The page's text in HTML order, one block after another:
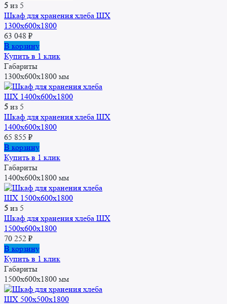
5 из 5
Шкаф для хранения хлеба ШХ
1300x600x1800
63 048 ₽
В корзину
Купить в 1 клик
Габариты
1300x600x1800 мм
5 из 5
Шкаф для хранения хлеба ШХ
1400x600x1800
65 855 ₽
В корзину
Купить в 1 клик
Габариты
1400x600x1800 мм
5 из 5
Шкаф для хранения хлеба ШХ
1500x600x1800
70 252 ₽
В корзину
Купить в 1 клик
Габариты
1500x600x1800 мм